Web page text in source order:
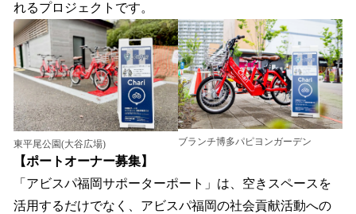
れるプロジェクトです。
東平尾公園(大谷広場) ブランチ博多パピヨンガーデン
【ポートオーナー募集】
「アビスパ福岡サポーターポート」は、空きスペースを
活用するだけでなく、アビスパ福岡の社会貢献活動への